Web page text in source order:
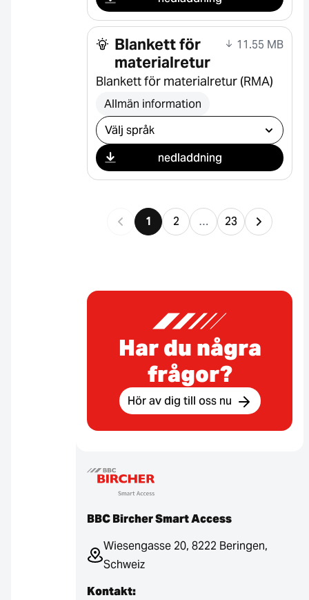
Blankett för
materialretur
11.55 MB
Blankett för materialretur (RMA)
Allmän information
Välj nedladdning
nedladdning
1 2 … 23
Har du några
frågor?
Hör av dig till oss nu
BBC Bircher Smart Access
Wiesengasse 20, 8222 Beringen,
Schweiz
Kontakt: